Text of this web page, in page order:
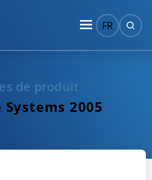
FR
de produit
Systems 2005